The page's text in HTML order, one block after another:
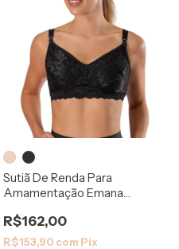
Sutiã De Renda Para
Amamentação Emana
R$162,00
R$153,90 com Pix